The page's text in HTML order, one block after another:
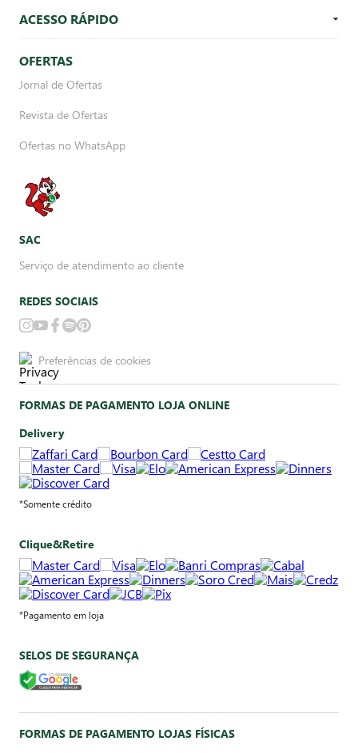
ACESSO RÁPIDO
OFERTAS
Jornal de Ofertas
Revista de Ofertas
Ofertas no WhatsApp
SAC
Serviço de atendimento ao cliente
REDES SOCIAIS
Preferências de cookies
FORMAS DE PAGAMENTO LOJA ONLINE
Delivery
*Somente crédito
Clique&Retire
*Pagamento em loja
SELOS DE SEGURANÇA
FORMAS DE PAGAMENTO LOJAS FÍSICAS